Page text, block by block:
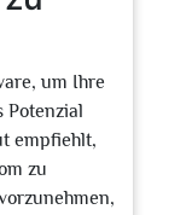
um Ihre
Potenzial
empfiehlt,
zu